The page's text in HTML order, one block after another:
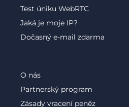
O nás
Partnerský program
Zásady vracení peněz
Test úniku WebRTC
Jaká je moje IP?
Dočasný e-mail zdarma